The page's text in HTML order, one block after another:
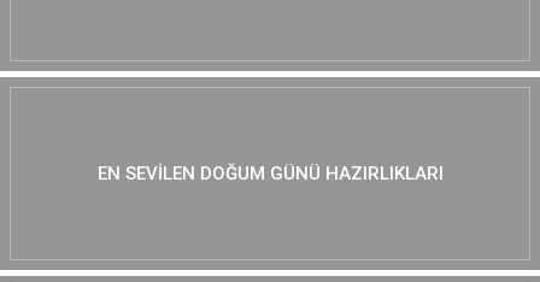
EN SEVILEN DOĞUM GÜNÜ HAZIRLIKLARI